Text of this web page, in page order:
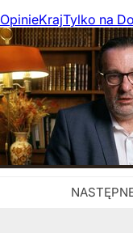
OpinieKrajTylko na